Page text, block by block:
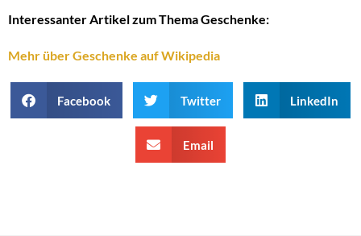
Interessanter Artikel zum Thema Geschenke:
Mehr über Geschenke auf Wikipedia
Facebook Twitter LinkedIn
Email